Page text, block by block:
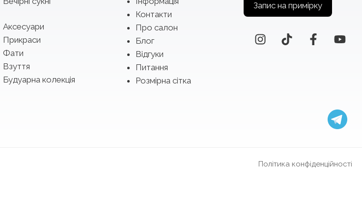
Аксесуари
Прикраси
Фати
Взуття
Будуарна колекція
Контакти
Про салон
Блог
Відгуки
Питання
Розмірна сітка
Запис на примірку
Політика конфіденційності